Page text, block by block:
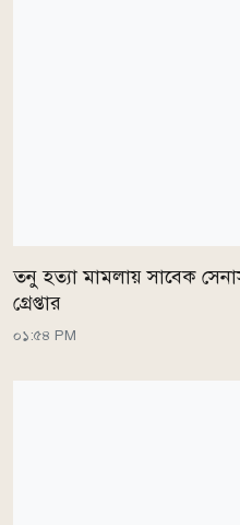
তনু হত্যা মামলায় সাবেক
গ্রেপ্তার
০১:৫৪ PM